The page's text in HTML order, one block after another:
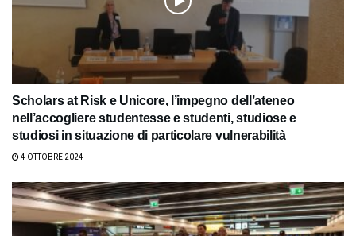
Scholars at Risk e Unicore, l’impegno dell’ateneo
nell’accogliere studentesse e studenti, studiose e
studiosi in situazione di particolare vulnerabilità
4 OTTOBRE 2024